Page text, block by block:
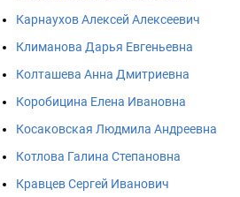
Карнаухов Алексей Алексеевич
Климанова Дарья Евгеньевна
Колташева Анна Дмитриевна
Коробицина Елена Ивановна
Косаковская Людмила Андреевна
Котлова Галина Степановна
Кравцев Сергей Иванович